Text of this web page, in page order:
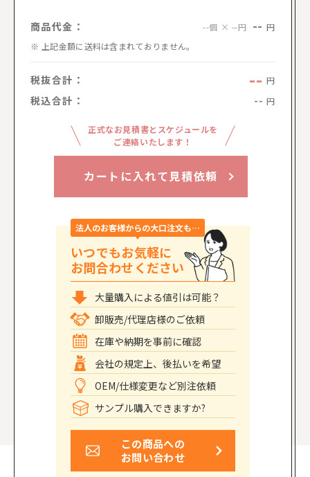
商品代金： --個 × --円 -- 円
上記金額に送料は含まれておりません。
税抜合計： -- 円
税込合計： -- 円
正式なお見積書とスケジュールを
ご連絡いたします！
カートに入れて見積依頼
法人のお客様からの大口注文も…
いつでもお気軽に
お問合わせください
大量購入による値引は可能？
卸販売/代理店様のご依頼
在庫や納期を事前に確認
会社の規定上、後払いを希望
OEM/仕様変更など別注依頼
サンプル購入できますか?
この商品への
お問い合わせ